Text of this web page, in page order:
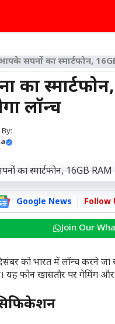
सपनों का स्मार्टफोन,
लॉन्च
Google News Follow
Join Our
को भारत में लॉन्च करने
फोन खासतौर पर गेमिंग और